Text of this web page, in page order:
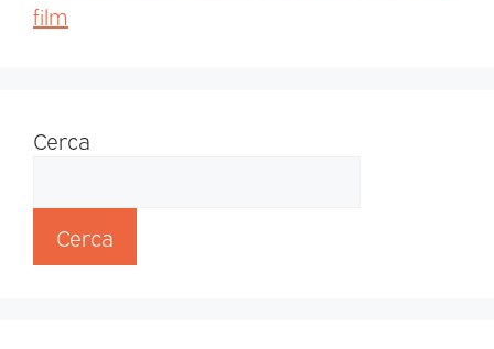
film
Cerca
Cerca